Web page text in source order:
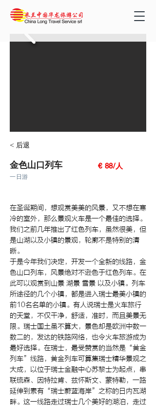
< 后退
金色山口列车 € 88/人
一日游
在圣诞期间，想观赏美美的风景，又不想在寒
冷的室外，那么景观火车是一个最佳的选择。
我们之前几年推出了红色列车，虽然很美，但
是山湖以及小镇的景观，轮廓不是特别的清
晰。
于是今年我们决定，开发一个全新的线路，金
色山口列车，风景绝对不逊色于红色列车。在
此可以观赏到山景 湖景 雪景 以及小镇。列车
所途径的几个小镇，都是进入瑞士最美小镇的
前10名名单的小镇。有人说瑞士是火车旅行
的天堂，不仅干净，舒适，准时，而且美景无
限。瑞士国土虽不算大，景色却是欧洲中数一
数二的，发达的铁路网络，也令火车旅游成为
最好选择。在瑞士，最受赞赏的当然是“黄金
列车”线路，黄金列车可算集瑞士精华景观之
大成，以位于瑞士金融中心苏黎士为起点，串
联琉森、因特拉肯、兹怀斯文、蒙特勒，一路
延伸到素有“瑞士蔚蓝海岸”之称的日内瓦湖
畔。这一线路走过瑞士几个美好的湖泊，走过